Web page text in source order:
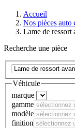
Accueil
Nos pièces auto
Lame de ressort
Recherche une pièce
Véhicule
marque
gamme
modèle
finition